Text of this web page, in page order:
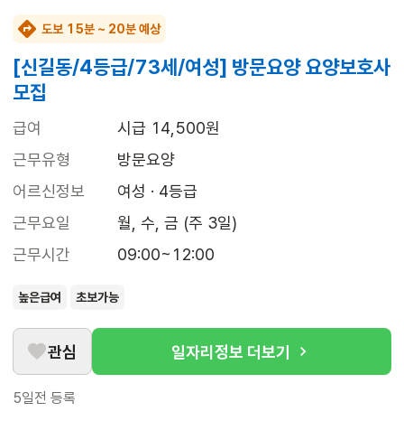
도보 15분 ~ 20분 예상
[신길동/4등급/73세/여성] 방문요양 요양보호사
모집
급여
시급 14,500원
근무유형
방문요양
어르신정보
여성 · 4등급
근무요일
월, 수, 금 (주 3일)
근무시간
09:00~12:00
높은급여 초보가능
관심 일자리정보 더보기
5일전 등록